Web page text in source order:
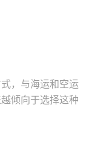
，与海运和空运
倾向于选择这种